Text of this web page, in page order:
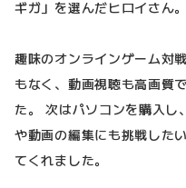
ギガ」を選んだヒロイさん。
趣味のオンラインゲーム対
もなく、動画視聴も高画質
た。 次はパソコンを購入し
や動画の編集にも挑戦した
てくれました。